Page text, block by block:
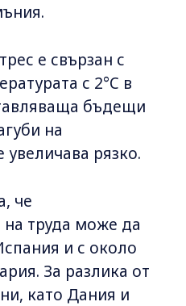
е свързан с
с 2°C в
бъдещи
на
увеличава рязко.
че
на труда може да
и с около
За разлика от
като Дания и